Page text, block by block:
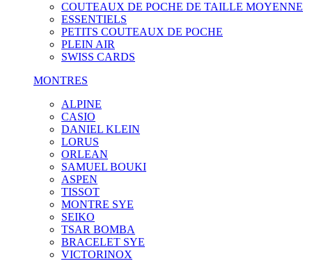
COUTEAUX DE POCHE DE TAILLE MOYENNE
ESSENTIELS
PETITS COUTEAUX DE POCHE
PLEIN AIR
SWISS CARDS
MONTRES
ALPINE
CASIO
DANIEL KLEIN
LORUS
ORLEAN
SAMUEL BOUKI
ASPEN
TISSOT
MONTRE SYE
SEIKO
TSAR BOMBA
BRACELET SYE
VICTORINOX